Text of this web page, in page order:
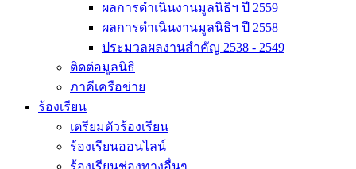
ผลการดำเนินงานมูลนิธิฯ ปี 2559
ผลการดำเนินงานมูลนิธิฯ ปี 2558
ประมวลผลงานสำคัญ 2538 - 2549
ติดต่อมูลนิธิ
ภาคีเครือข่าย
ร้องเรียน
เตรียมตัวร้องเรียน
ร้องเรียนออนไลน์
ร้องเรียนช่องทางอื่นๆ